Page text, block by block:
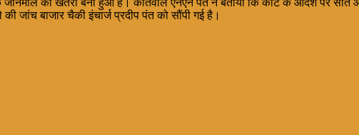
जांच बाजार चैकी इंचार्ज प्रदीप पंत को सौंपी गई है।